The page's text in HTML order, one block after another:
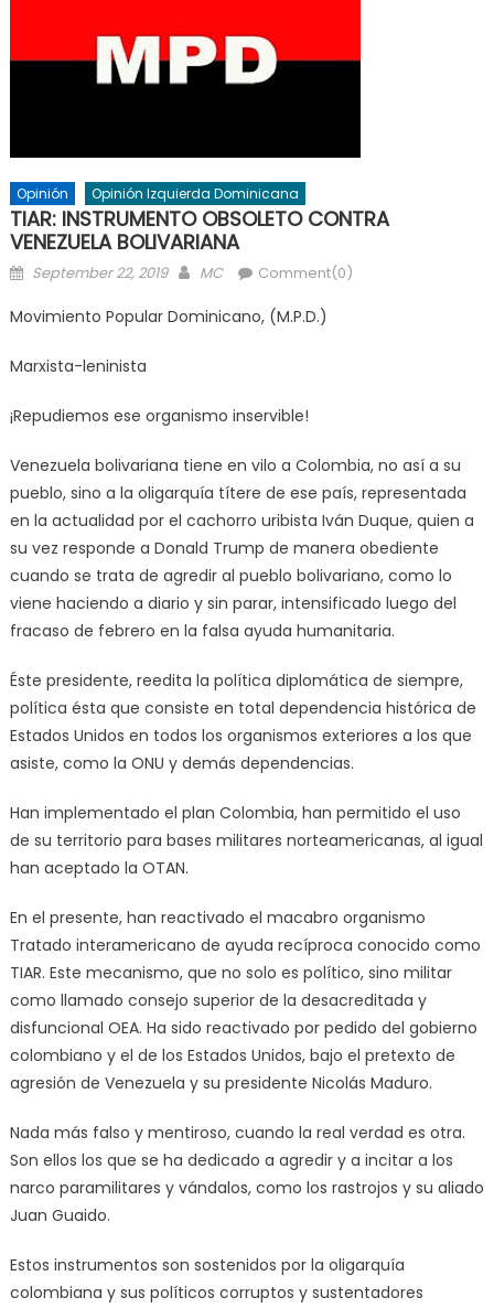
Opinión Opinión Izquierda Dominicana
TIAR: INSTRUMENTO OBSOLETO CONTRA
VENEZUELA BOLIVARIANA
Posted
September 22, 2019 Author
MC Comment(0)
Movimiento Popular Dominicano, (M.P.D.)
Marxista-leninista
¡Repudiemos ese organismo inservible!
Venezuela bolivariana tiene en vilo a Colombia, no así a su
pueblo, sino a la oligarquía títere de ese país, representada
en la actualidad por el cachorro uribista Iván Duque, quien a
su vez responde a Donald Trump de manera obediente
cuando se trata de agredir al pueblo bolivariano, como lo
viene haciendo a diario y sin parar, intensificado luego del
fracaso de febrero en la falsa ayuda humanitaria.
Éste presidente, reedita la política diplomática de siempre,
política ésta que consiste en total dependencia histórica de
Estados Unidos en todos los organismos exteriores a los que
asiste, como la ONU y demás dependencias.
Han implementado el plan Colombia, han permitido el uso
de su territorio para bases militares norteamericanas, al igual
han aceptado la OTAN.
En el presente, han reactivado el macabro organismo
Tratado interamericano de ayuda recíproca conocido como
TIAR. Este mecanismo, que no solo es político, sino militar
como llamado consejo superior de la desacreditada y
disfuncional OEA. Ha sido reactivado por pedido del gobierno
colombiano y el de los Estados Unidos, bajo el pretexto de
agresión de Venezuela y su presidente Nicolás Maduro.
Nada más falso y mentiroso, cuando la real verdad es otra.
Son ellos los que se ha dedicado a agredir y a incitar a los
narco paramilitares y vándalos, como los rastrojos y su aliado
Juan Guaido.
Estos instrumentos son sostenidos por la oligarquía
colombiana y sus políticos corruptos y sustentadores